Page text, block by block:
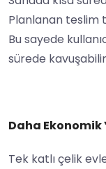
Planlanan teslim
Bu sayede
sürede
Daha Ekonomik
Tek katlı çelik